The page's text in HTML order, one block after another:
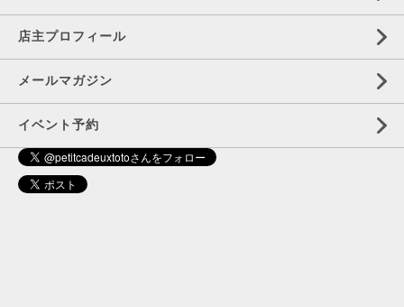
店主プロフィール
メールマガジン
イベント予約